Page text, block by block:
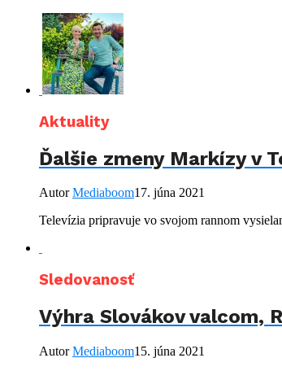
Aktuality
Ďalšie zmeny Markízy v
AutorMediaboom17. júna 2021
Televízia pripravuje vo svojom rannom
Sledovanosť
Výhra Slovákov valcom,
AutorMediaboom15. júna 2021